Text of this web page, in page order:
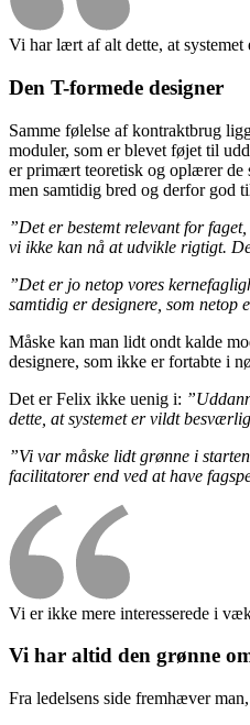
Vi har lært af alt dette, at
Den T-formede designer
Samme følelse af kontraktbrug
moduler, som er blevet føjet til
er primært teoretisk og oplærer de
men samtidig bred og derfor god
”Det er bestemt relevant for
vi ikke kan nå at udvikle rigtigt.
”Det er jo netop vores
samtidig er designere, som
Måske kan man lidt ondt kalde
designere, som ikke er fortabte i
Det er Felix ikke uenig i:
dette, at systemet er vildt
”Vi var måske lidt grønne i
facilitatorer end ved at have
Vi er ikke mere interesserede i
Vi har altid den grønne
Fra ledelsens side fremhæver